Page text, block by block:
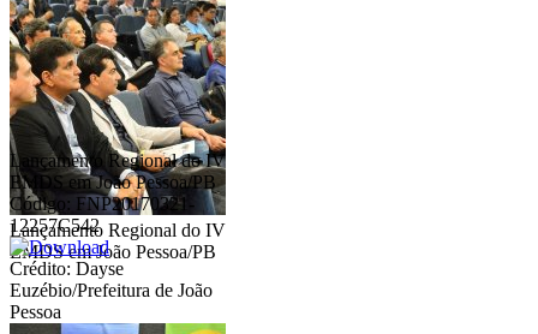
Lançamento Regional do IV
EMDS em João Pessoa/PB
Lançamento Regional do IV
EMDS em João Pessoa/PB
Código: FNP20170321-
12257C542
Crédito: Dayse
Euzébio/Prefeitura de João
Pessoa